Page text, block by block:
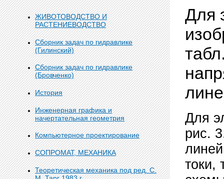
ЖИВОТОВОДСТВО И
РАСТЕНИЕВОДСТВО
Сборник задач по гидравлике
(Гилинский)
Сборник задач по гидравлике
(Бровченко)
История
Инженерная графика и
начертательная геометрия
Компьютерное проектирование
СОПРОМАТ, МЕХАНИКА
Теоретическая механика под ред. С.
Для
Для
рис.
токи,